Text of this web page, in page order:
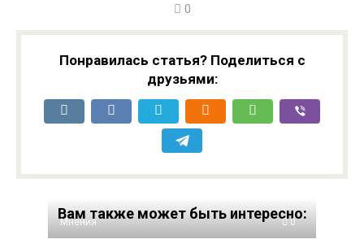
0
Понравилась статья? Поделиться с
друзьями:
Вам также может быть интересно:
Мнения 0